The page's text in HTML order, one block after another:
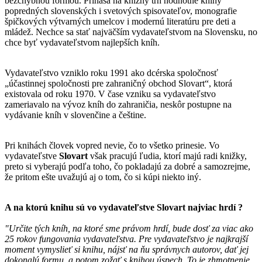
popredných slovenských i svetových spisovateľov, monografie
špičkových výtvarných umelcov i modernú literatúru pre deti a
mládež. Nechce sa stať najväčším vydavateľstvom na Slovensku, no
chce byť vydavateľstvom najlepších kníh.
Vydavateľstvo vzniklo roku 1991 ako dcérska spoločnosť
„účastinnej spoločnosti pre zahraničný obchod Slovart“, ktorá
existovala od roku 1970. V čase vzniku sa vydavateľstvo
zameriavalo na vývoz kníh do zahraničia, neskôr postupne na
vydávanie kníh v slovenčine a češtine.
Pri knihách človek vopred nevie, čo to všetko prinesie. Vo
vydavateľstve Slovart však pracujú ľudia, ktorí majú radi knižky,
preto si vyberajú podľa toho, čo pokladajú za dobré a samozrejme,
že pritom ešte uvažujú aj o tom, čo si kúpi niekto iný.
A na ktorú knihu sú vo vydavateľstve Slovart najviac hrdí ?
"Určite tých kníh, na ktoré sme právom hrdí, bude dosť za viac ako
25 rokov fungovania vydavateľstva. Pre vydavateľstvo je najkrajší
moment vymyslieť si knihu, nájsť na ňu správnych autorov, dať jej
dokonalú formu, a potom zožať s knihou úspech. To je zhmotnenie